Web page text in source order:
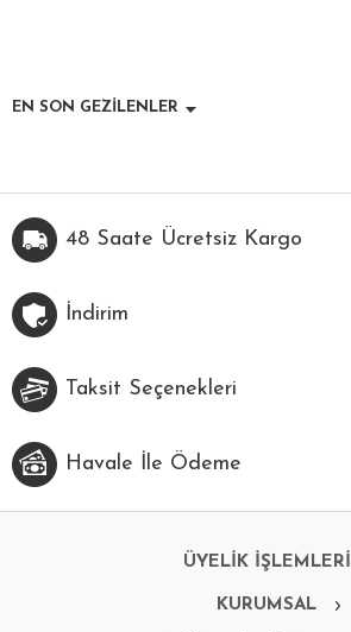
EN SON GEZİLENLER
48 Saate Ücretsiz Kargo
İndirim
Taksit Seçenekleri
Havale İle Ödeme
ÜYELİK İŞLEMLERİ
KURUMSAL